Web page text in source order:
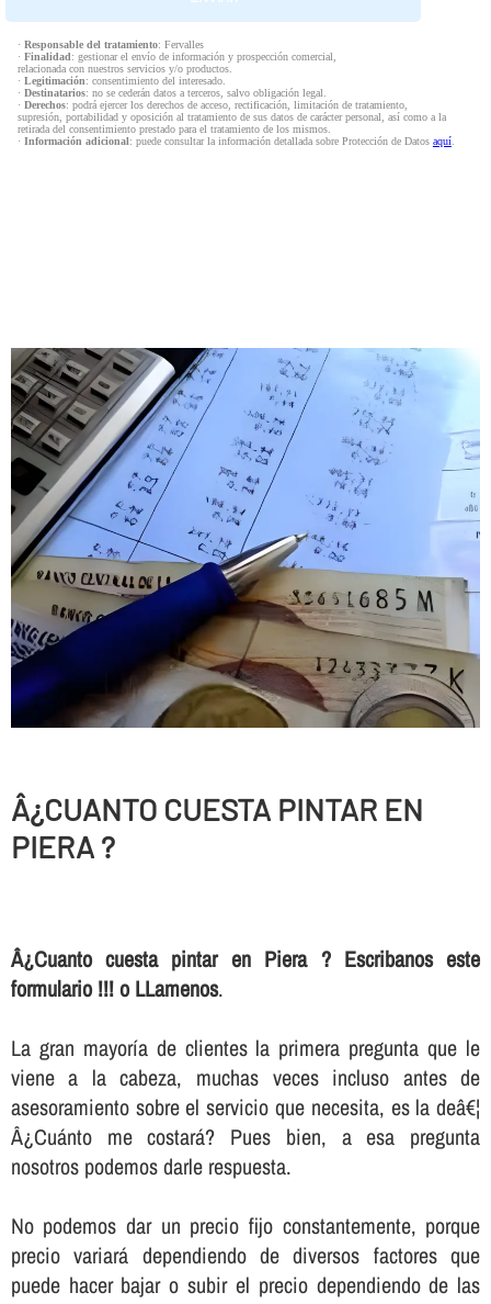
· Responsable del tratamiento: Fervalles
· Finalidad: gestionar el envío de información y prospección comercial,
relacionada con nuestros servicios y/o productos.
· Legitimación: consentimiento del interesado.
· Destinatarios: no se cederán datos a terceros, salvo obligación legal.
· Derechos: podrá ejercer los derechos de acceso, rectificación, limitación de tratamiento,
supresión, portabilidad y oposición al tratamiento de sus datos de carácter personal, así como a la
retirada del consentimiento prestado para el tratamiento de los mismos.
· Información adicional: puede consultar la información detallada sobre Protección de Datos aquí.
Â¿CUANTO CUESTA PINTAR EN
PIERA ?
Â¿Cuanto cuesta pintar en Piera ? Escribanos este
formulario !!! o LLamenos.
La gran mayorí­a de clientes la primera pregunta que le
viene a la cabeza, muchas veces incluso antes de
asesoramiento sobre el servicio que necesita, es la deâ€¦
Â¿Cuánto me costará? Pues bien, a esa pregunta
nosotros podemos darle respuesta.
No podemos dar un precio fijo constantemente, porque
precio variará dependiendo de diversos factores que
puede hacer bajar o subir el precio dependiendo de las